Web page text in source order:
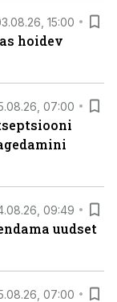
15:00
hoidev
07:00
09:49
uudset
07:00